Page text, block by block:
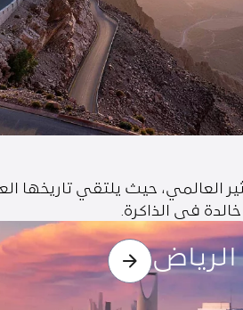
العالمي، حيث يلتقي تاريخها
في الذاكرة.
الرياض